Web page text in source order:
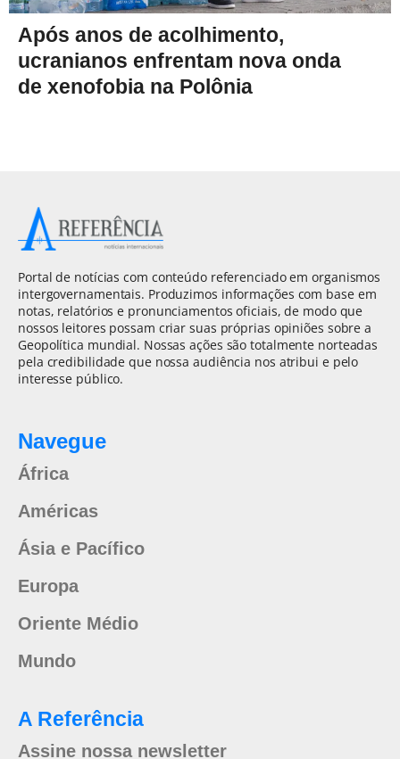
Após anos de acolhimento,
ucranianos enfrentam nova onda
de xenofobia na Polônia
Portal de notícias com conteúdo referenciado em organismos
intergovernamentais. Produzimos informações com base em
notas, relatórios e pronunciamentos oficiais, de modo que
nossos leitores possam criar suas próprias opiniões sobre a
Geopolítica mundial. Nossas ações são totalmente norteadas
pela credibilidade que nossa audiência nos atribui e pelo
interesse público.
Navegue
África
Américas
Ásia e Pacífico
Europa
Oriente Médio
Mundo
A Referência
Assine nossa newsletter